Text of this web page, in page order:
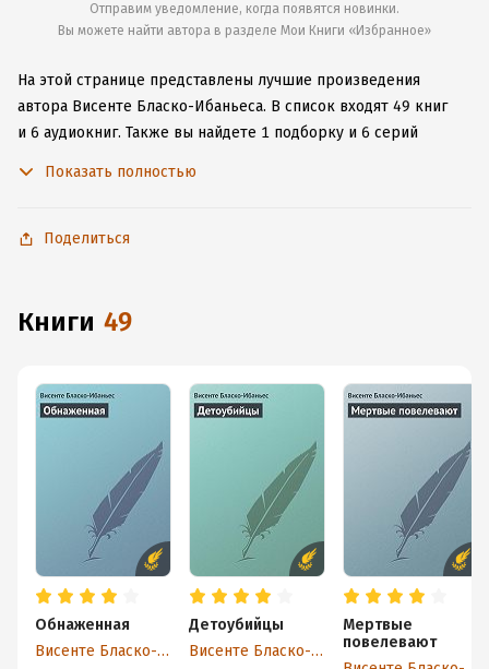
Отправим уведомление, когда появятся новинки.
Вы можете найти автора в разделе Мои Книги «Избранное»
На этой странице представлены лучшие произведения
автора Висенте Бласко-Ибаньеса. В список входят 49 книг
и 6 аудиокниг. Также вы найдете 1 подборку и 6 серий
приложение для iOS или Android, чтобы не расставаться
Показать полностью
Поделиться
книги 49
Обнаженная
Висенте Бласко-Ибаньес
Детоубийцы
Висенте Бласко-Ибаньес
Мертвые
повелевают